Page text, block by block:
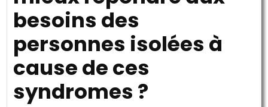
besoins des
personnes isolées à
cause de ces
syndromes ?